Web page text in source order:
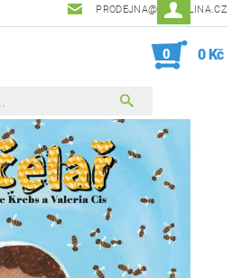
PRODEJNA@ZEVCELINA.CZ
0 0 Kč